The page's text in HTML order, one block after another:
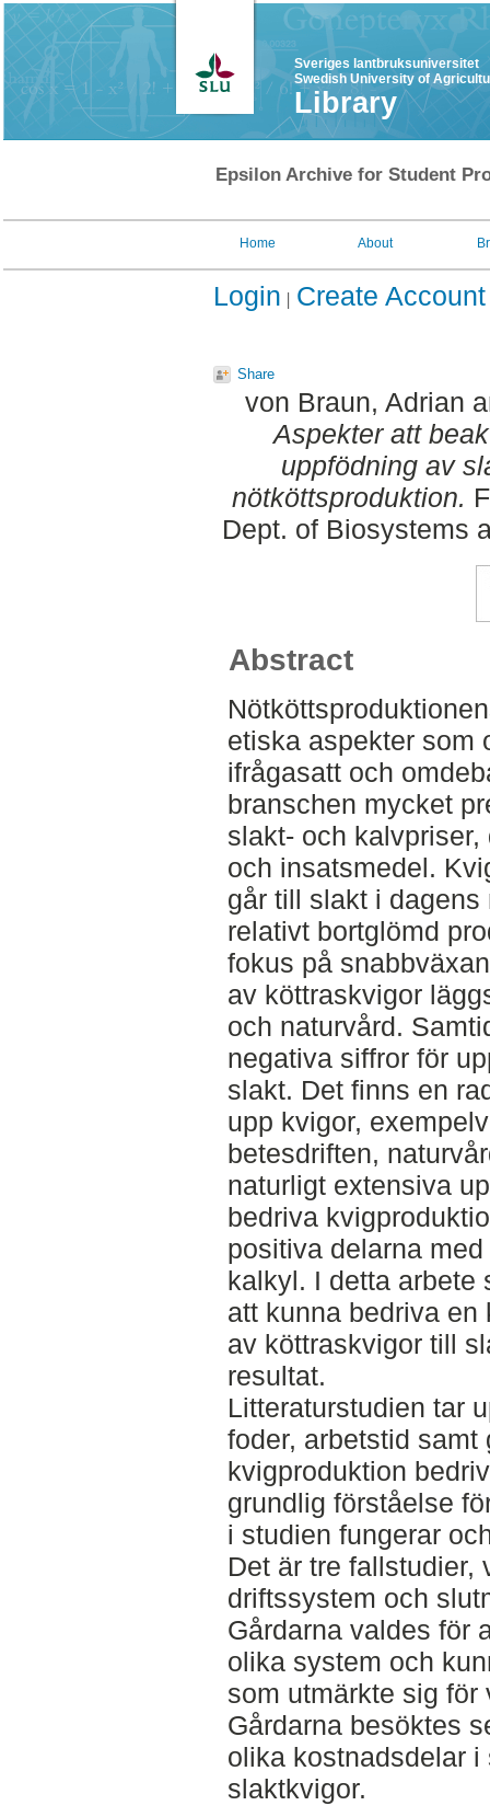
Sveriges lantbruksuniversitet
Swedish University of
Library
Epsilon Archive for Student
Home About
Login Create Account
Share
von Braun, Adrian
Aspekter att
uppfödning av
nötköttsproduktion.
Dept. of Biosystems
Abstract
etiska aspekter som
ifrågasatt och
branschen mycket
slakt- och
och insatsmedel.
går till slakt i
relativt bortglömd
fokus på
av köttraskvigor
och naturvård.
negativa siffror för
slakt. Det finns en
upp kvigor,
betesdriften,
naturligt extensiva
bedriva
positiva delarna
kalkyl. I detta arbete
att kunna bedriva
av köttraskvigor till
resultat.
Litteraturstudien tar
foder, arbetstid samt
kvigproduktion
grundlig förståelse
i studien fungerar
Det är tre fallstudier,
driftssystem och
Gårdarna valdes för
olika system och
som utmärkte sig
Gårdarna besöktes
olika kostnadsdelar
slaktkvigor.